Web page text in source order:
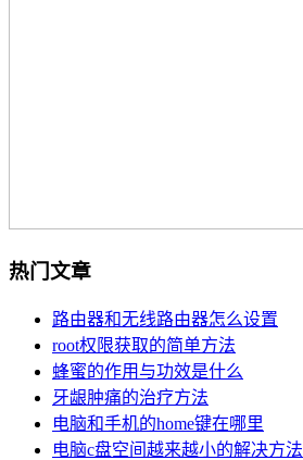
热门文章
路由器和无线路由器怎么设置
root权限获取的简单方法
蜂蜜的作用与功效是什么
牙龈肿痛的治疗方法
电脑和手机的home键在哪里
电脑c盘空间越来越小的解决方法